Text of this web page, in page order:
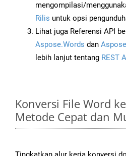
mengompilasi/
Rilis untuk opsi
Lihat juga Referensi API
Aspose.Words dan
lebih lanjut tentang REST
Konversi File Word
Metode Cepat dan